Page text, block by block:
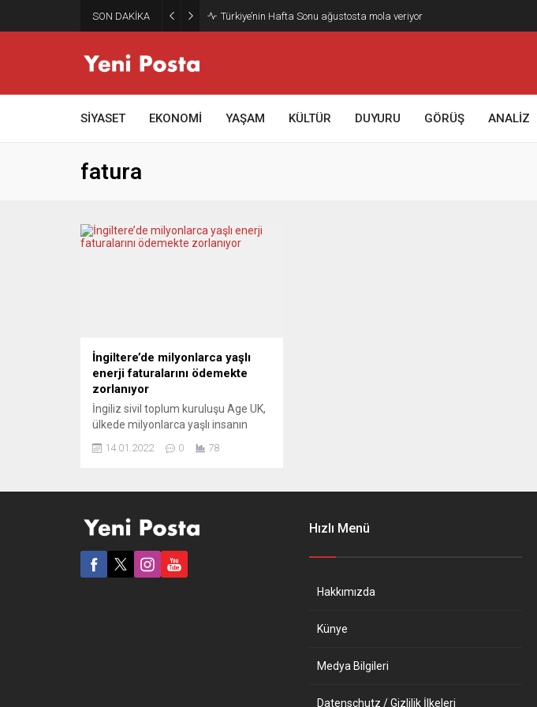
SON DAKİKA Türkiye’nin Hafta Sonu ağustosta mola veriyor
SİYASET EKONOMİ YAŞAM KÜLTÜR DUYURU GÖRÜŞ ANALİZ
fatura
İngiltere’de milyonlarca yaşlı
enerji faturalarını ödemekte
zorlanıyor
İngiliz sivil toplum kuruluşu Age UK,
ülkede milyonlarca yaşlı insanın
artan enerji faturalarını ödemekte
zorlandığını belirterek, İngiliz
ve Endüstriyel Strateji Bakanı Kwasi
Kwarteng ile Çalışma ve Emeklilik
Bakanı Therese Coffey’e mektup
gönderdiği bildirildi. Mektupta,
14.01.2022 0 78
Hızlı Menü
Hakkımızda
Künye
Medya Bilgileri
Datenschutz / Gizlilik İlkeleri